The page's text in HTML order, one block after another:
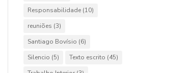
Responsabilidade (10)
reuniões (3)
Santiago Bovísio (6)
Silencio (5) Texto escrito (45)